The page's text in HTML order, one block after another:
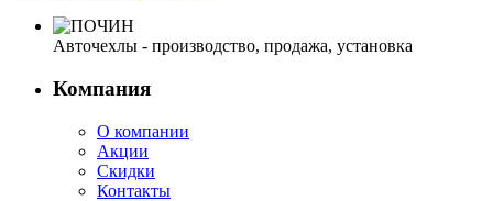
Авточехлы - производство, продажа, установка
Компания
О компании
Акции
Скидки
Контакты